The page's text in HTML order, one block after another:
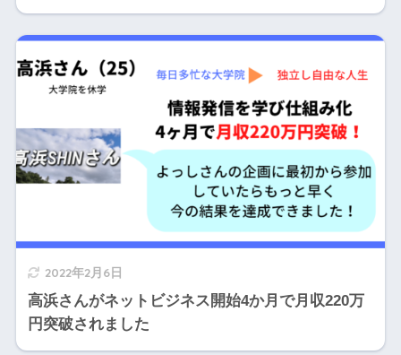
2022年2月6日
高浜さんがネットビジネス開始4か月で月収220万
円突破されました